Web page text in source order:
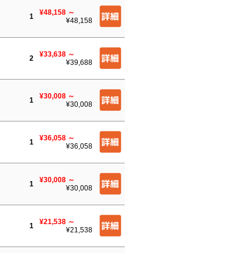
1 ¥48,158 ～
¥48,158
2 ¥33,638 ～
¥39,688
1 ¥30,008 ～
¥30,008
1 ¥36,058 ～
¥36,058
1 ¥30,008 ～
¥30,008
1 ¥21,538 ～
¥21,538